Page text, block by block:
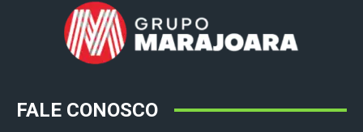
FALE CONOSCO